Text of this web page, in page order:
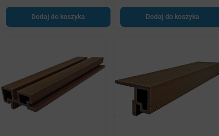
Dodaj do koszyka Dodaj do koszyka